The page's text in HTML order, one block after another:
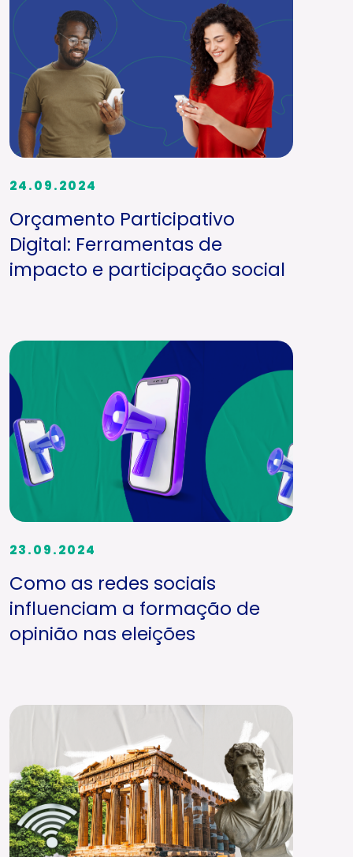
24.09.2024
Orçamento Participativo
Digital: Ferramentas de
impacto e participação social
23.09.2024
Como as redes sociais
influenciam a formação de
opinião nas eleições